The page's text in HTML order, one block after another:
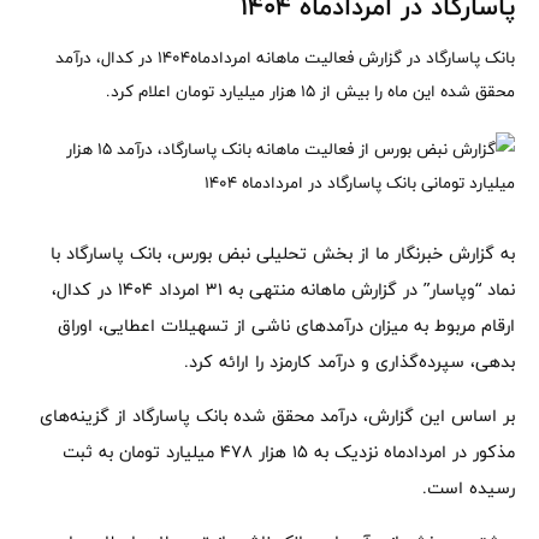
بانک پاسارگاد در گزارش فعالیت ماهانه امردادماه۱۴۰۴ در کدال، درآمد
محقق شده این ماه را بیش از ۱۵ هزار میلیارد تومان اعلام کرد.
به گزارش خبرنگار ما از بخش تحلیلی نبض بورس، بانک پاسارگاد با
نماد “وپاسار” در گزارش ماهانه منتهی به ۳۱ امرداد ۱۴۰۴ در کدال،
ارقام مربوط به میزان درآمدهای ناشی از تسهیلات اعطایی، اوراق
بدهی، سپرده‌گذاری و درآمد کارمزد را ارائه کرد.
بر اساس این گزارش، درآمد محقق شده بانک پاسارگاد از گزینه‌های
مذکور در امردادماه نزدیک به ۱۵ هزار ۴۷۸ میلیارد تومان به ثبت
رسیده است.